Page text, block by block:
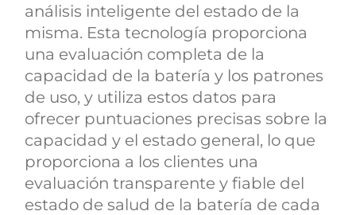
análisis inteligente del estado de la
misma. Esta tecnología proporciona
una evaluación completa de la
capacidad de la batería y los patrones
de uso, y utiliza estos datos para
ofrecer puntuaciones precisas sobre la
capacidad y el estado general, lo que
proporciona a los clientes una
evaluación transparente y fiable del
estado de salud de la batería de cada